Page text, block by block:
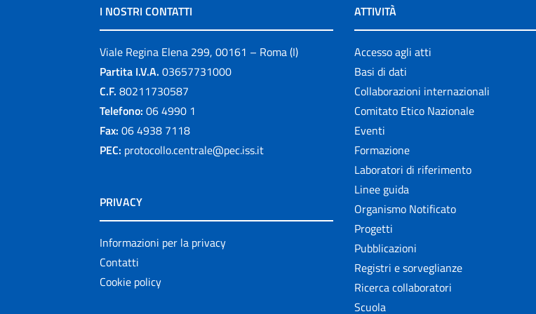
I NOSTRI CONTATTI
Viale Regina Elena 299, 00161 – Roma (I)
Partita I.V.A. 03657731000
C.F. 80211730587
Telefono: 06 4990 1
Fax: 06 4938 7118
PEC: protocollo.centrale@pec.iss.it
PRIVACY
Informazioni per la privacy
Contatti
Cookie policy
ATTIVITÀ
Accesso agli atti
Basi di dati
Collaborazioni internazionali
Comitato Etico Nazionale
Eventi
Formazione
Laboratori di riferimento
Linee guida
Organismo Notificato
Progetti
Pubblicazioni
Registri e sorveglianze
Ricerca collaboratori
Scuola